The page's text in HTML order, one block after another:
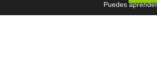
Puedes